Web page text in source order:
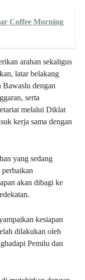
Coffee Morning
arahan sekaligus
latar belakang
Bawaslu dengan
serta
melalui Diklat
kerja sama dengan
yang sedang
akan dibagi ke
kesiapan
dilakukan oleh
Pemilu dan